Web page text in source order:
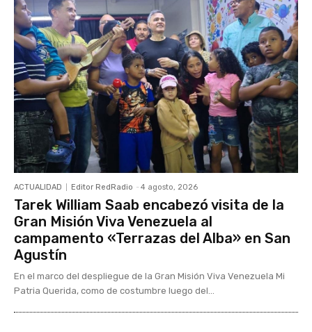
ACTUALIDAD Editor RedRadio - 4 agosto, 2026
Tarek William Saab encabezó visita de la
Gran Misión Viva Venezuela al
campamento «Terrazas del Alba» en San
Agustín
En el marco del despliegue de la Gran Misión Viva Venezuela Mi
Patria Querida, como de costumbre luego del...